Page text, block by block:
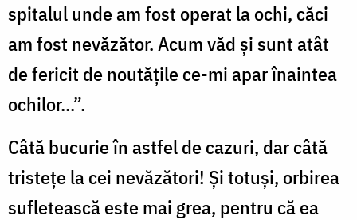
spitalul unde am fost operat la ochi, căci
am fost nevăzător. Acum văd şi sunt atât
de fericit de noutăţile ce-mi apar înaintea
ochilor...”.
Câtă bucurie în astfel de cazuri, dar câtă
tristeţe la cei nevăzători! Şi totuşi, orbirea
sufletească este mai grea, pentru că ea